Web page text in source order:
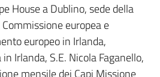
House a Dublino, sede della
europea e
europeo in Irlanda,
in Irlanda, S.E. Nicola Faganello,
mensile dei Capi Missione